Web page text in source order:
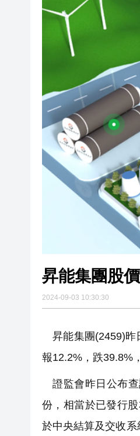
港
從
昇能集團股
2024-09-03 10:30:30
昇能集團(2459)昨
報12.2%，跌39.8%
證監會昨日公布查
份，相當於已發行
於中央結算及交收